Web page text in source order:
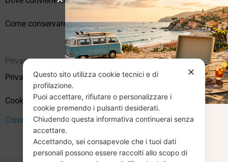
Come conservare correttamente i vinili usati
Privacy
Privacy Policy
Cookie Policy (UE)
Consenso
✕
Questo sito utilizza cookie tecnici e di
profilazione.
Puoi accettare, rifiutare o personalizzare i
cookie premendo i pulsanti desiderati.
Chiudendo questa informativa continuerai senza
accettare.
Accettando, sei consapevole che i tuoi dati
personali possono essere raccolti allo scopo di
CHIUSURA